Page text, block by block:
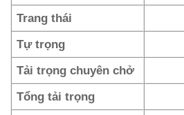
Trang thái
Tự trọng
Tải trọng chuyên chở
Tổng tải trọng